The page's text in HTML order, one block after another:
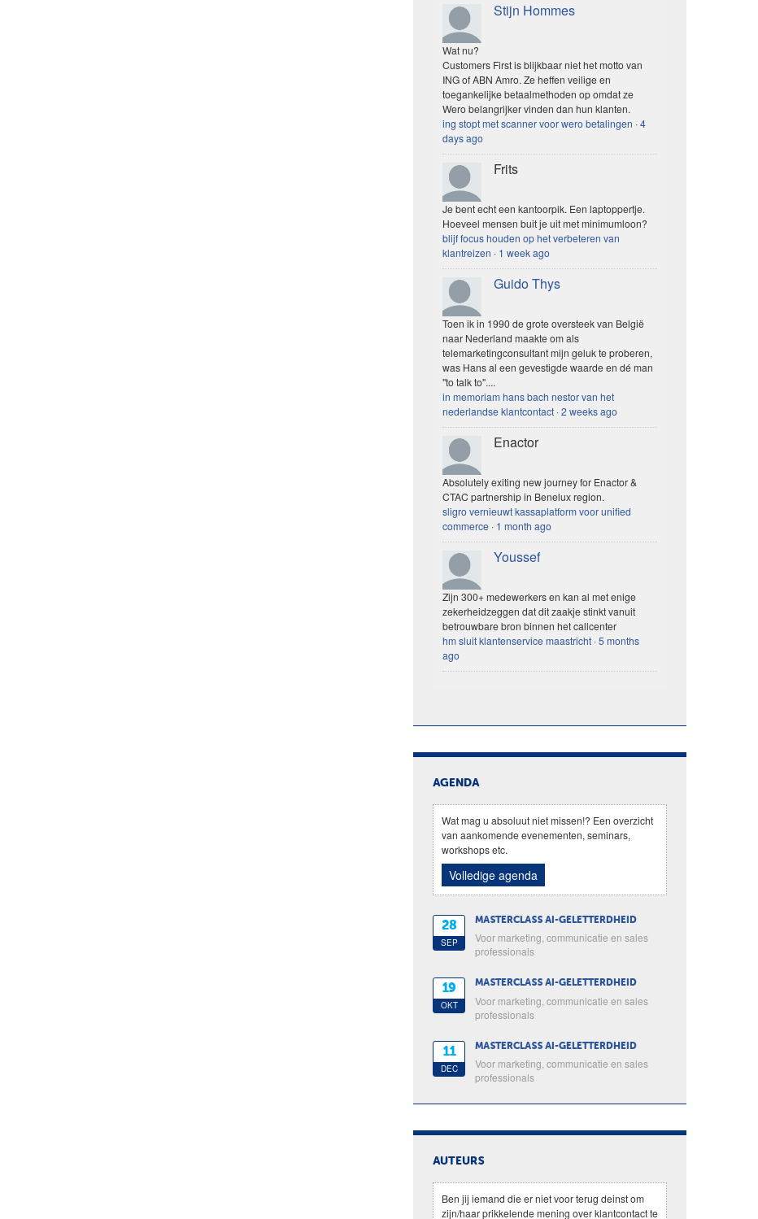
Stijn Hommes
Wat nu?
Customers First is blijkbaar niet het motto van
ING of ABN Amro. Ze heffen veilige en
toegankelijke betaalmethoden op omdat ze
Wero belangrijker vinden dan hun klanten.
ing stopt met scanner voor wero betalingen ·4
days ago
Frits
Je bent echt een kantoorpik. Een laptoppertje.
Hoeveel mensen buit je uit met minimumloon?
blijf focus houden op het verbeteren van
klantreizen · 1 week ago
Guido Thys
Toen ik in 1990 de grote oversteek van België
naar Nederland maakte om als
telemarketingconsultant mijn geluk te proberen,
was Hans al een gevestigde waarde en dé man
"to talk to"....
in memoriam hans bach nestor van het
nederlandse klantcontact ·2 weeks ago
Enactor
Absolutely exiting new journey for Enactor &
CTAC partnership in Benelux region.
sligro vernieuwt kassaplatform voor unified
commerce · 1 month ago
Youssef
Zijn 300+ medewerkers en kan al met enige
zekerheidzeggen dat dit zaakje stinkt vanuit
betrouwbare bron binnen het callcenter
hm sluit klantenservice maastricht ·5 months
ago
AGENDA
Wat mag u absoluut niet missen!? Een overzicht
van aankomende evenementen, seminars,
workshops etc.
Volledige agenda
28
SEP
MASTERCLASS AI-GELETTERDHEID
Voor marketing, communicatie en sales
professionals
19
OKT
MASTERCLASS AI-GELETTERDHEID
Voor marketing, communicatie en sales
professionals
11
DEC
MASTERCLASS AI-GELETTERDHEID
Voor marketing, communicatie en sales
professionals
AUTEURS
Ben jij iemand die er niet voor terug deinst om
zijn/haar prikkelende mening over klantcontact te